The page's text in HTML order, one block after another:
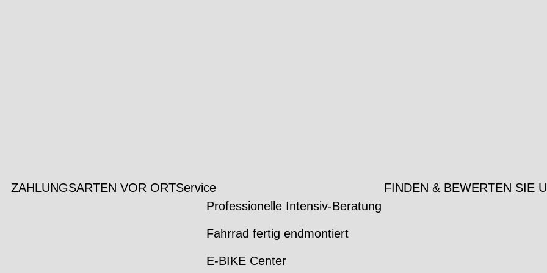
ZAHLUNGSARTEN VOR ORTService
Professionelle Intensiv-Beratung
Fahrrad fertig endmontiert
E-BIKE Center
FINDEN & BEWERTEN SIE